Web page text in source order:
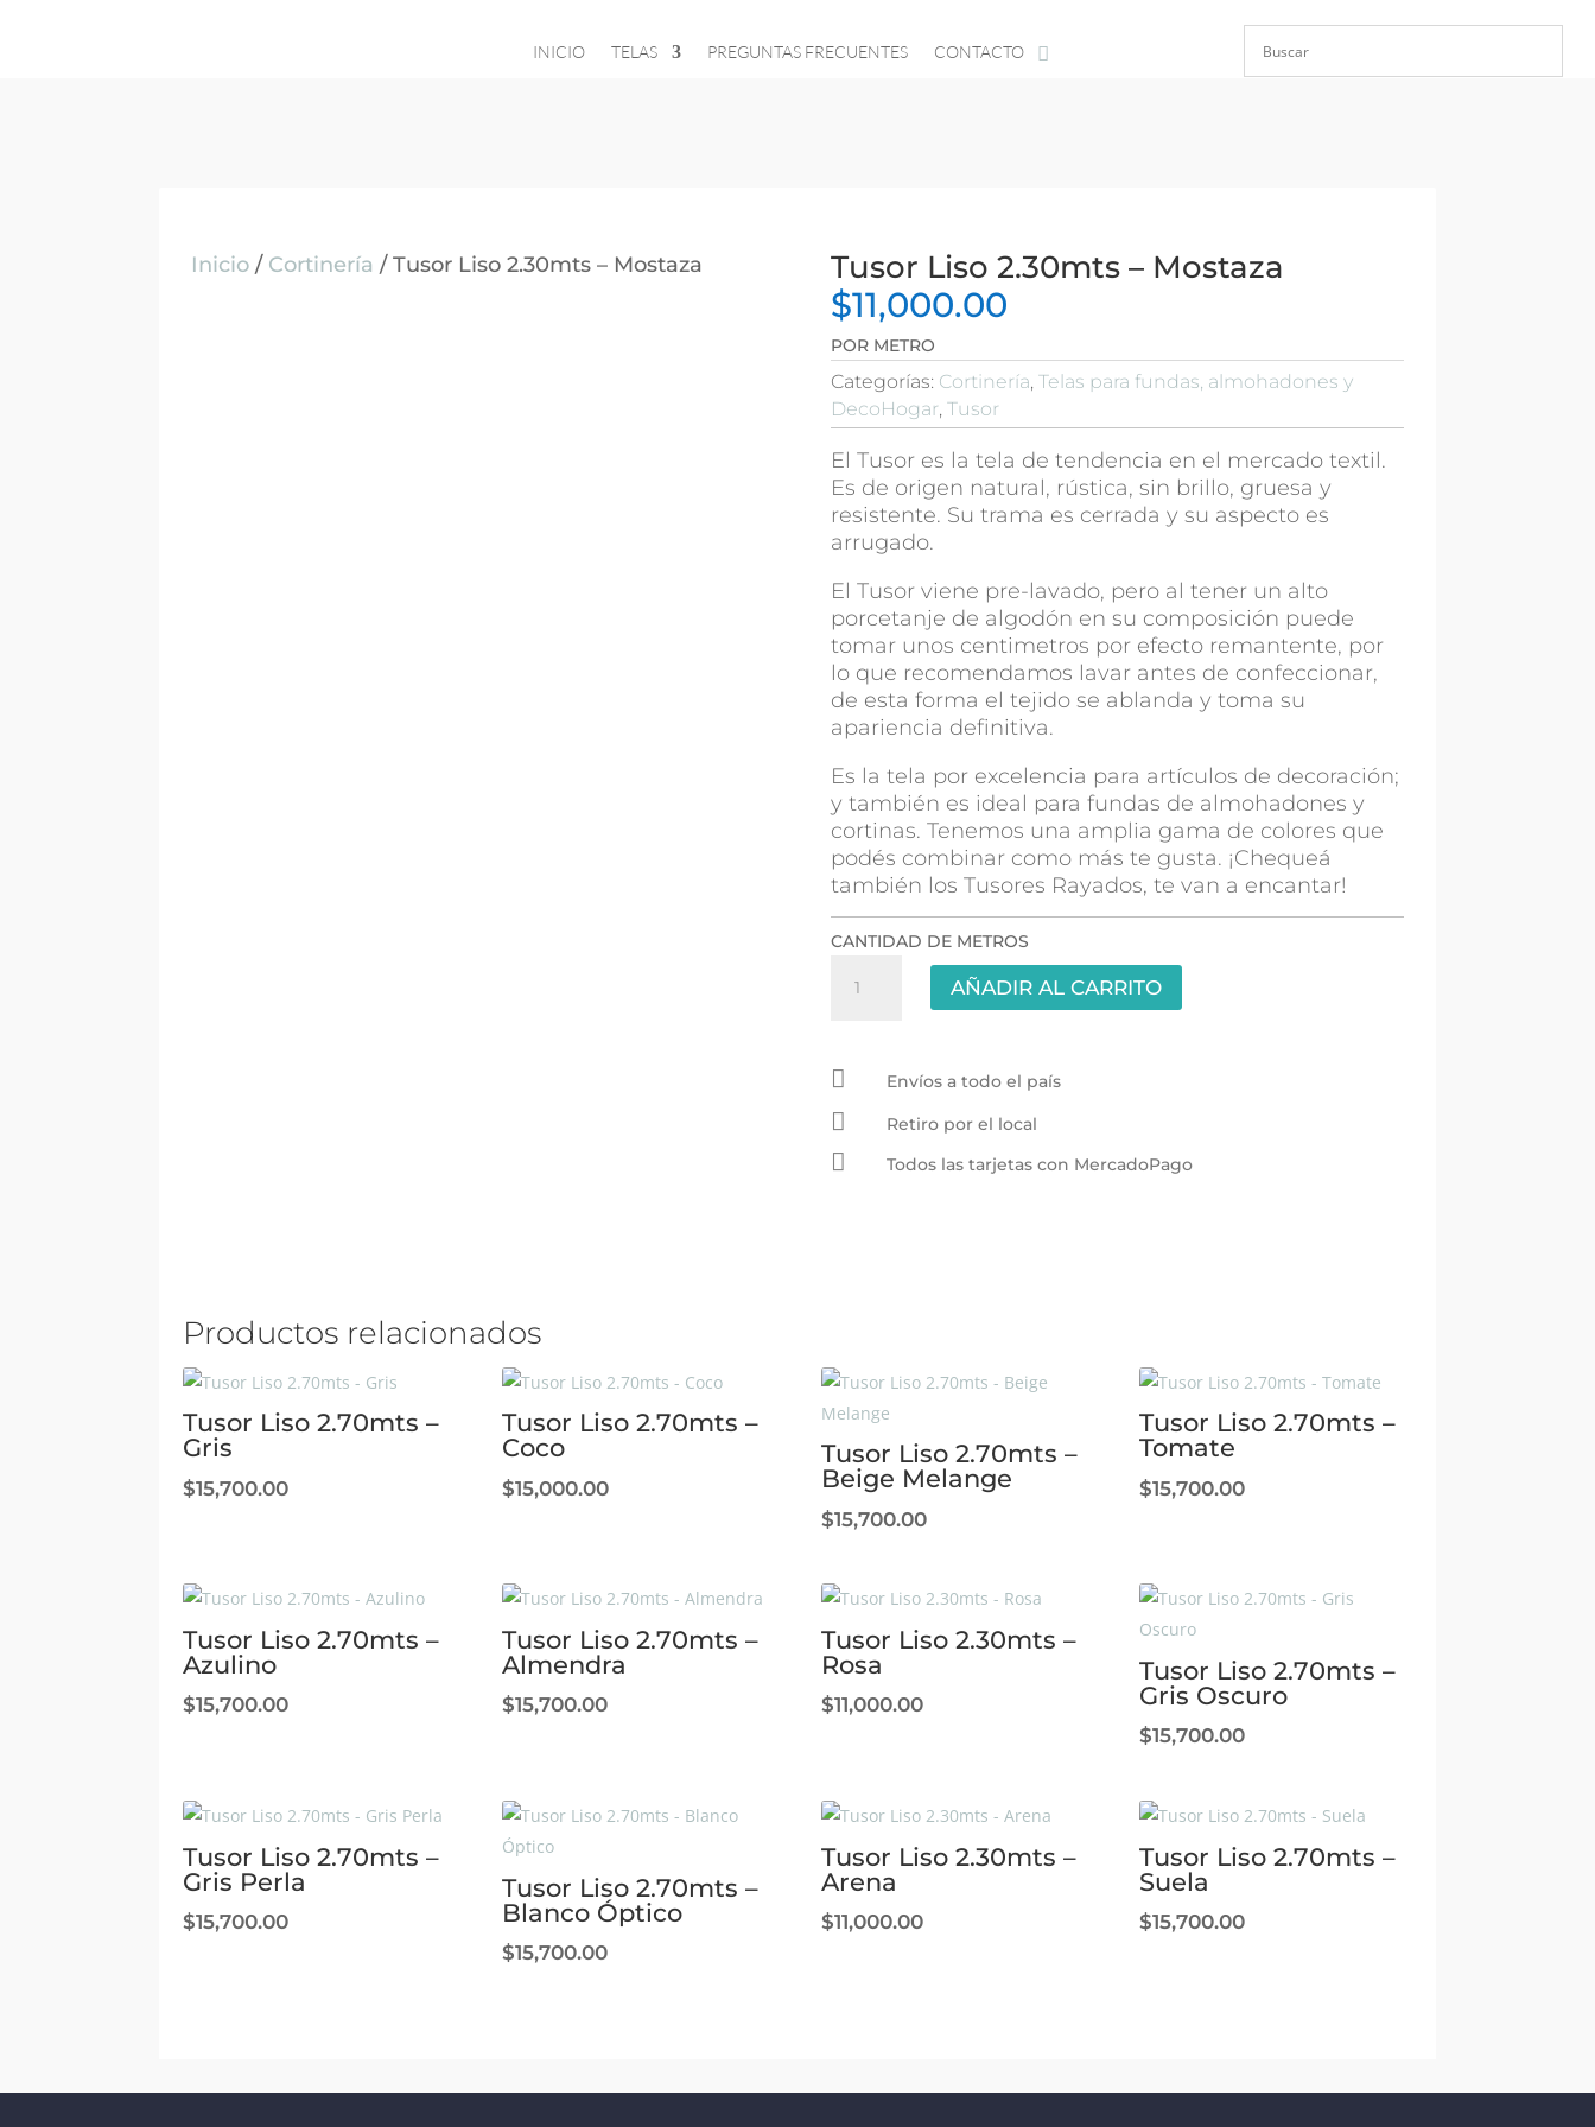
INICIO TELAS PREGUNTAS FRECUENTES CONTACTO
Inicio / Cortinería / Tusor Liso 2.30mts – Mostaza Tusor Liso 2.30mts – Mostaza
$11,000.00
POR METRO
Categorías: Cortinería,Telas para fundas, almohadones y
DecoHogar,Tusor
El Tusor es la tela de tendencia en el mercado textil.
Es de origen natural, rústica, sin brillo, gruesa y
resistente. Su trama es cerrada y su aspecto es
arrugado.
El Tusor viene pre-lavado, pero al tener un alto
porcetanje de algodón en su composición puede
tomar unos centimetros por efecto remantente, por
lo que recomendamos lavar antes de confeccionar,
de esta forma el tejido se ablanda y toma su
apariencia definitiva.
Es la tela por excelencia para artículos de decoración;
y también es ideal para fundas de almohadones y
cortinas. Tenemos una amplia gama de colores que
podés combinar como más te gusta. ¡Chequeá
también los Tusores Rayados, te van a encantar!
CANTIDAD DE METROS
Liso
Mostaza
AÑADIR AL CARRITO
 Envíos a todo el país
 Retiro por el local
 Todos las tarjetas con MercadoPago
Productos relacionados
Tusor Liso 2.70mts –
Gris
$15,700.00
Tusor Liso 2.70mts –
Coco
$15,000.00
Tusor Liso 2.70mts –
Beige Melange
$15,700.00
Tusor Liso 2.70mts –
Tomate
$15,700.00
Tusor Liso 2.70mts –
Azulino
$15,700.00
Tusor Liso 2.70mts –
Almendra
$15,700.00
Tusor Liso 2.30mts –
Rosa
$11,000.00
Tusor Liso 2.70mts –
Gris Oscuro
$15,700.00
Tusor Liso 2.70mts –
Gris Perla
$15,700.00
Tusor Liso 2.70mts –
Blanco Óptico
$15,700.00
Tusor Liso 2.30mts –
Arena
$11,000.00
Tusor Liso 2.70mts –
Suela
$15,700.00